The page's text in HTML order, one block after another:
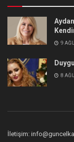
9
8
İletişim: